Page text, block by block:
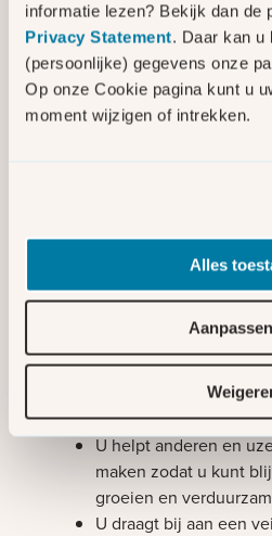
informatie lezen? Bekijk dan de
Privacy Statement. Daar kan u
(persoonlijke) gegevens onze
Op onze Cookie pagina kunt u
moment wijzigen of intrekken.
Alles
Aanpassen
In het overzicht van
vindt u
een uitgebreid overzicht
congestiemanagement
Bezig met laden
Waarom
U ontvangt een
voor uw deelname
U helpt anderen en
maken zodat u kunt
groeien en
U draagt bij aan een